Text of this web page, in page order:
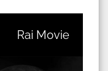
Rai Movie